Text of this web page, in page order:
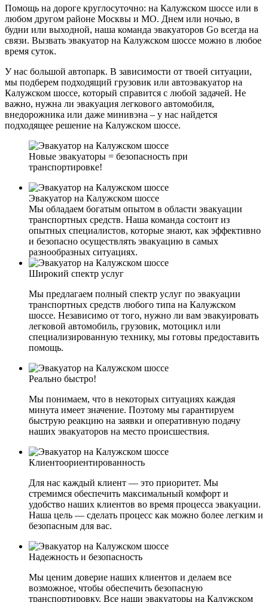
Помощь на дороге круглосуточно: на Калужском шоссе или в
любом другом районе Москвы и МО. Днем или ночью, в
будни или выходной, наша команда эвакуаторов Go всегда на
связи. Вызвать эвакуатор на Калужском шоссе можно в любое
время суток.
У нас большой автопарк. В зависимости от твоей ситуации,
мы подберем подходящий грузовик или автоэвакуатор на
Калужском шоссе, который справится с любой задачей. Не
важно, нужна ли эвакуация легкового автомобиля,
внедорожника или даже минивэна – у нас найдется
подходящее решение на Калужском шоссе.
Новые эвакуаторы = безопасность при
транспортировке!
Эвакуатор на Калужском шоссе
Мы обладаем богатым опытом в области эвакуации
транспортных средств. Наша команда состоит из
опытных специалистов, которые знают, как эффективно
и безопасно осуществлять эвакуацию в самых
разнообразных ситуациях.
Широкий спектр услуг
Мы предлагаем полный спектр услуг по эвакуации
транспортных средств любого типа на Калужском
шоссе. Независимо от того, нужно ли вам эвакуировать
легковой автомобиль, грузовик, мотоцикл или
специализированную технику, мы готовы предоставить
помощь.
Реально быстро!
Мы понимаем, что в некоторых ситуациях каждая
минута имеет значение. Поэтому мы гарантируем
быструю реакцию на заявки и оперативную подачу
наших эвакуаторов на место происшествия.
Клиентоориентированность
Для нас каждый клиент — это приоритет. Мы
стремимся обеспечить максимальный комфорт и
удобство наших клиентов во время процесса эвакуации.
Наша цель — сделать процесс как можно более легким и
безопасным для вас.
Надежность и безопасность
Мы ценим доверие наших клиентов и делаем все
возможное, чтобы обеспечить безопасную
транспортировку. Все наши эвакуаторы на Калужском